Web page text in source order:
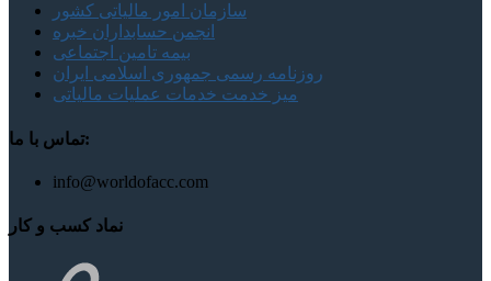
سازمان امور مالیاتی کشور
انجمن حسابداران خبره
بیمه تامین اجتماعی
روزنامه رسمی جمهوری اسلامی ایران
میز خدمت خدمات عملیات مالیاتی
تماس با ما:
info@worldofacc.com
نماد کسب و کار